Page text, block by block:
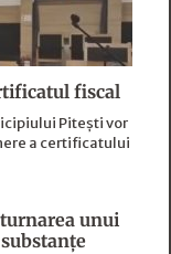
fiscal
Pitești vor
a certificatului
unui